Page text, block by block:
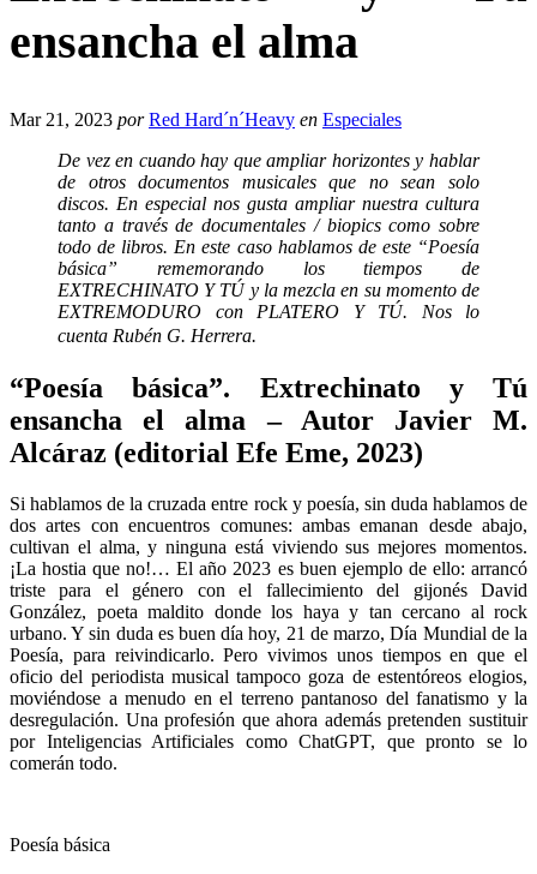
ensancha el alma
Mar 21, 2023 por Red Hard´n´Heavy en Especiales
De vez en cuando hay que ampliar horizontes y hablar
de otros documentos musicales que no sean solo
discos. En especial nos gusta ampliar nuestra cultura
tanto a través de documentales / biopics como sobre
todo de libros. En este caso hablamos de este “Poesía
básica” rememorando los tiempos de
EXTRECHINATO Y TÚ y la mezcla en su momento de
EXTREMODURO con PLATERO Y TÚ. Nos lo
cuenta Rubén G. Herrera.
“Poesía básica”. Extrechinato y Tú
ensancha el alma – Autor Javier M.
Alcáraz (editorial Efe Eme, 2023)
Si hablamos de la cruzada entre rock y poesía, sin duda hablamos de
dos artes con encuentros comunes: ambas emanan desde abajo,
cultivan el alma, y ninguna está viviendo sus mejores momentos.
¡La hostia que no!… El año 2023 es buen ejemplo de ello: arrancó
triste para el género con el fallecimiento del gijonés David
González, poeta maldito donde los haya y tan cercano al rock
urbano. Y sin duda es buen día hoy, 21 de marzo, Día Mundial de la
Poesía, para reivindicarlo. Pero vivimos unos tiempos en que el
oficio del periodista musical tampoco goza de estentóreos elogios,
moviéndose a menudo en el terreno pantanoso del fanatismo y la
desregulación. Una profesión que ahora además pretenden sustituir
por Inteligencias Artificiales como ChatGPT, que pronto se lo
comerán todo.
Poesía básica